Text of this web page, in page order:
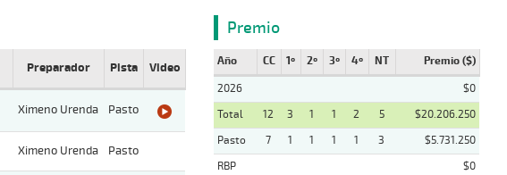
Preparador Pista Video
Ximeno Urenda Pasto
Ximeno Urenda Pasto
Premio
Año CC 1º 2º 3º 4º NT Premio ($)
2026
$0
Total
12 3 1 1 2 5
$20.206.250
Pasto
7 1 1 1 1 3
$5.731.250
RBP
$0